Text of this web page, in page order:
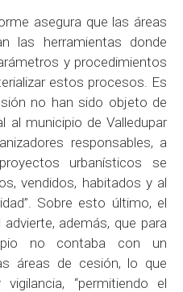
asegura que las áreas
las herramientas donde
y procedimientos
estos procesos. Es
no han sido objeto de
al municipio de Valledupar
responsables, a
urbanísticos se
vendidos, habitados y al
Sobre esto último, el
además, que para
no contaba con un
áreas de cesión, lo que
“permitiendo el